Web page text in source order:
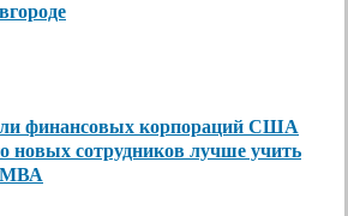
финансовых корпораций США
новых сотрудников лучше учить
МВА